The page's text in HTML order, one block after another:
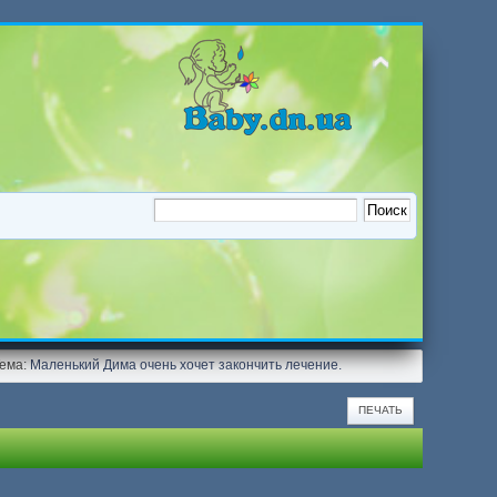
Маленький Дима очень хочет закончить лечение.
ПЕЧАТЬ